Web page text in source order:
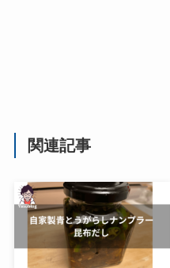
関連記事